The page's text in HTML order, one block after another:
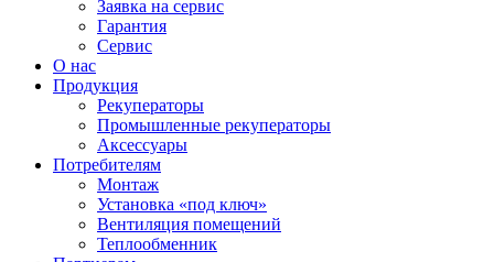
Заявка на сервис
Гарантия
Сервис
О нас
Продукция
Рекуператоры
Промышленные рекуператоры
Аксессуары
Потребителям
Монтаж
Установка «под ключ»
Вентиляция помещений
Теплообменник